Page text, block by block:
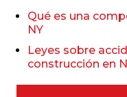
Qué es una
NY
Leyes sobre
construcción en